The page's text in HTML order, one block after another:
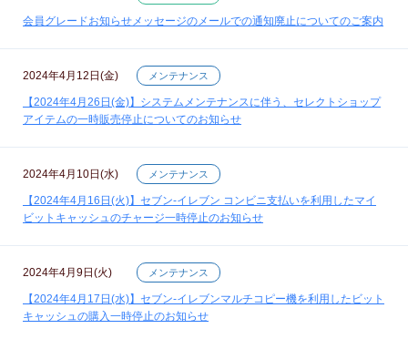
会員グレードお知らせメッセージのメールでの通知廃止についてのご案内
2024年4月12日(金) メンテナンス
【2024年4月26日(金)】システムメンテナンスに伴う、セレクトショップ
アイテムの一時販売停止についてのお知らせ
2024年4月10日(水) メンテナンス
【2024年4月16日(火)】セブン‐イレブン コンビニ支払いを利用したマイ
ビットキャッシュのチャージ一時停止のお知らせ
2024年4月9日(火) メンテナンス
【2024年4月17日(水)】セブン‐イレブンマルチコピー機を利用したビット
キャッシュの購入一時停止のお知らせ